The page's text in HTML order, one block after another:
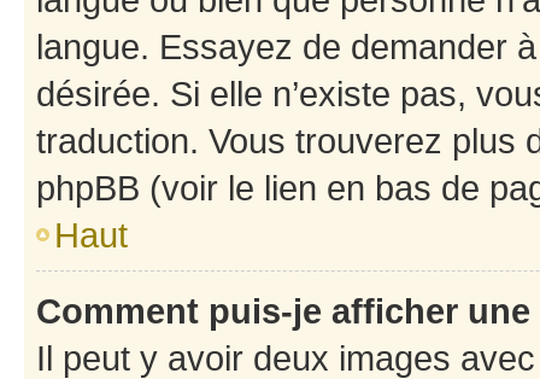
langue. Essayez de demander
désirée. Si elle n’existe pas,
traduction. Vous trouverez plus
phpBB (voir le lien en bas de
Haut
Comment puis-je afficher
Il peut y avoir deux images